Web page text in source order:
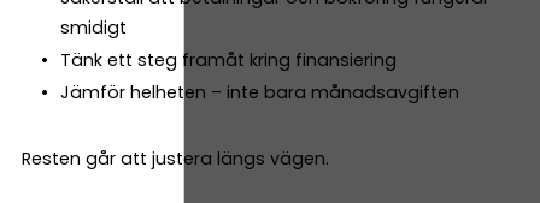
smidigt
Tänk ett steg framåt kring finansiering
Jämför helheten – inte bara månadsavgiften
Resten går att justera längs vägen.